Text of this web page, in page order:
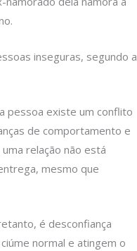
inseguras, segundo a
pessoa existe um conflito
de comportamento e
relação não está
mesmo que
é desconfiança
normal e atingem o